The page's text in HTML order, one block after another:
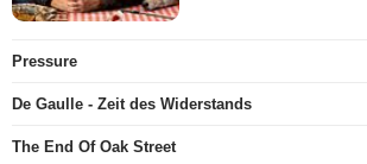
Pressure
De Gaulle - Zeit des Widerstands
The End Of Oak Street